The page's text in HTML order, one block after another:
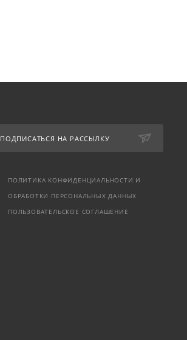
ПОДПИСАТЬСЯ НА РАССЫЛКУ
ПОЛИТИКА КОНФИДЕНЦИАЛЬНОСТИ И
ОБРАБОТКИ ПЕРСОНАЛЬНЫХ ДАННЫХ
ПОЛЬЗОВАТЕЛЬСКОЕ СОГЛАШЕНИЕ